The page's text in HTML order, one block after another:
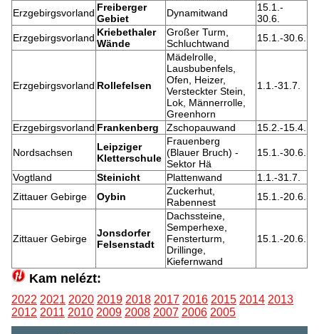
Erzgebirgsvorland Freiberger
Gebiet
Dynamitwand
15.1.-
30.6.
Erzgebirgsvorland Kriebethaler
Wände
Großer Turm,
Schluchtwand
15.1.-30.6.
Erzgebirgsvorland Rollefelsen
Mädelrolle,
Lausbubenfels,
Ofen, Heizer,
Versteckter Stein,
Lok, Männerrolle,
Greenhorn
1.1.-31.7.
Erzgebirgsvorland Frankenberg Zschopauwand 15.2.-15.4.
Nordsachsen
Leipziger
Kletterschule
Frauenberg
(Blauer Bruch) -
Sektor Hä
15.1.-30.6.
Vogtland Steinicht Plattenwand
1.1.-31.7.
Zittauer Gebirge
Oybin
Zuckerhut,
Rabennest
15.1.-20.6.
Zittauer Gebirge
Jonsdorfer
Felsenstadt
Dachssteine,
Semperhexe,
Fensterturm,
Drillinge,
Kiefernwand
15.1.-20.6.
Kam nelézt:
2022 2021 2020 2019 2018 2017 2016 2015 2014 2013
2012 2011 2010 2009 2008 2007 2006 2005